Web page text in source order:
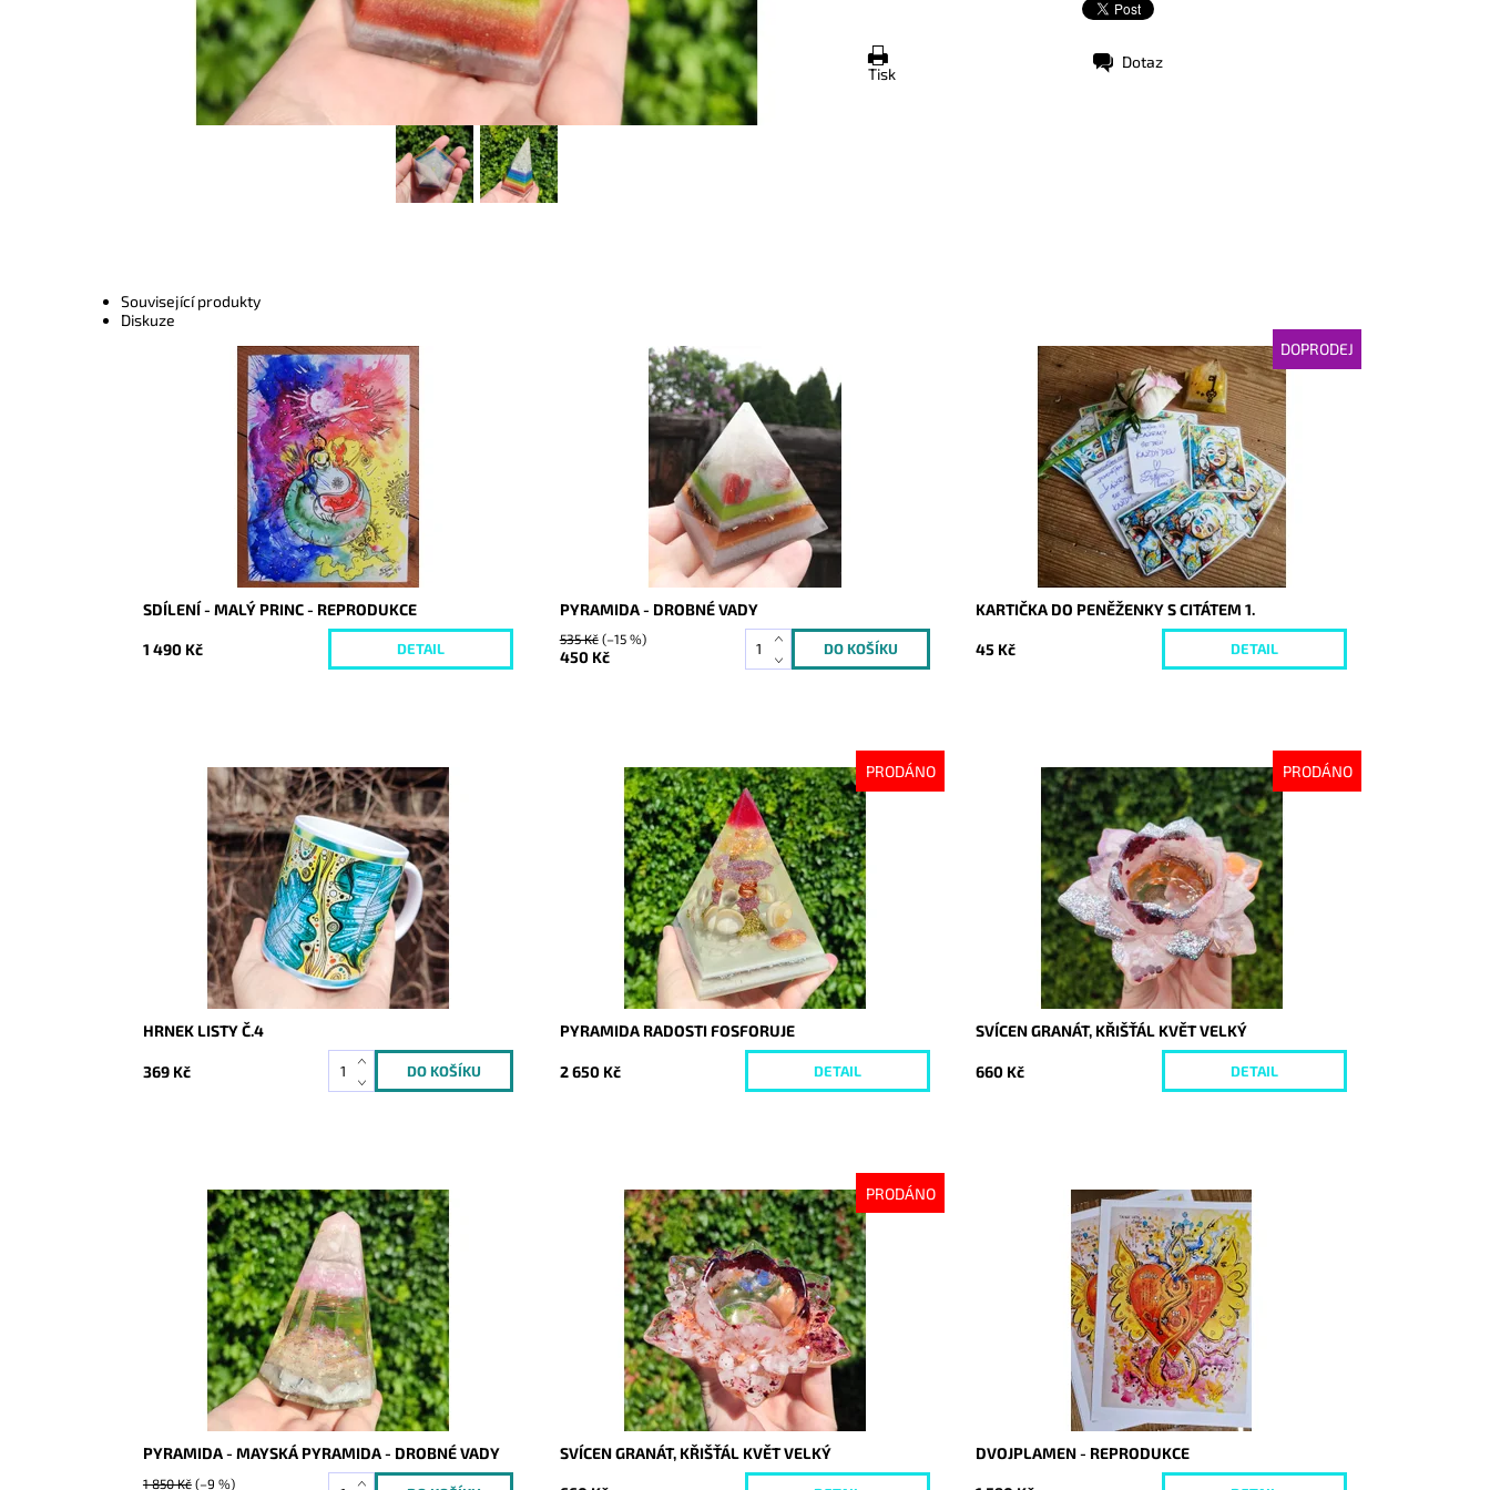
Tisk
Dotaz
Související produkty
Diskuze
Skladem
1997/REP
SDÍLENÍ - MALÝ PRINC - REPRODUKCE
1 490 Kč DETAIL
Skladem
3717
PYRAMIDA - DROBNÉ VADY
535 Kč(–15 %)
450 Kč
DOPRODEJ
Dostupnost:
Vyprodáno
3228
KARTIČKA DO PENĚŽENKY S CITÁTEM 1.
45 Kč DETAIL
Dostupnost:
Skladem
8389
HRNEK LISTY Č.4
369 Kč
PRODÁNO
Dostupnost:
Vyprodáno
9186
PYRAMIDA RADOSTI FOSFORUJE
2 650 Kč DETAIL
PRODÁNO
Dostupnost:
Vyprodáno
9191
SVÍCEN GRANÁT, KŘIŠŤÁL KVĚT VELKÝ
660 Kč DETAIL
Dostupnost:
Skladem
9202
PYRAMIDA - MAYSKÁ PYRAMIDA - DROBNÉ VADY
1 850 Kč(–9 %)
PRODÁNO
Dostupnost:
Vyprodáno
9233
SVÍCEN GRANÁT, KŘIŠŤÁL KVĚT VELKÝ
Skladem
9834/REP/30
DVOJPLAMEN - REPRODUKCE